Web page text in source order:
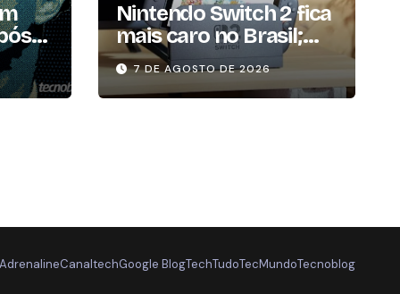
à
Nintendo Switch 2 fica
mais caro no Brasil;
veja novo preço
7 DE AGOSTO DE 2026
AdrenalineCanaltechGoogle BlogTechTudoTecMundoTecnoblog